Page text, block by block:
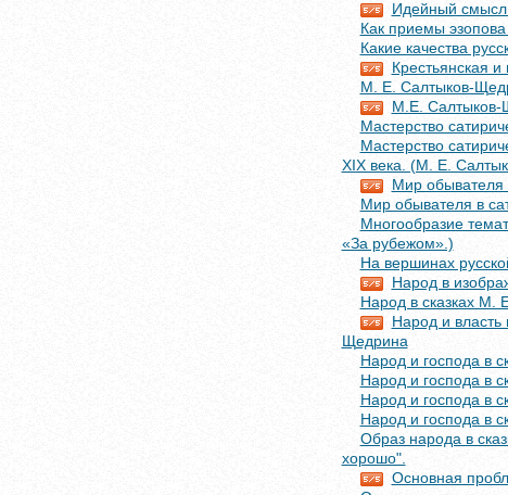
Идейный смысл
Как приемы
Какие качества
Крестьянская
М. Е. Салтыков-
М.Е. Салтыков-
Мастерство
Мастерство
XIX века. (М. Е.
Мир обывателя
Мир обывателя в
Многообразие
«За рубежом».)
На вершинах
Народ в
Народ в сказках М.
Народ и
Щедрина
Народ и господа в
Народ и господа в
Народ и господа в
Народ и господа в
Образ народа в
хорошо".
Основная